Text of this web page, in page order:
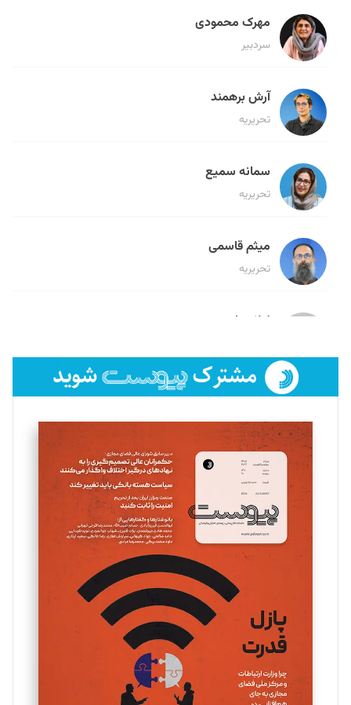
مهرک محمودی
سردبیر
آرش برهمند
تحریریه
سمانه سمیع
تحریریه
میثم قاسمی
تحریریه
لیلا حنارود
فائزه فتحی رستمی
تحریریه
سروش کرمیان
تحریریه
مینا پاکدل
یسنا امان‌پور
تحریریه
ملینا جعفری